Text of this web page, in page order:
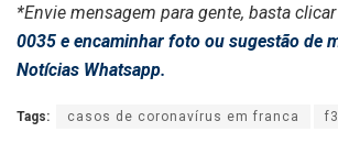
*Envie mensagem para gente, basta
0035 e encaminhar foto ou sugestão de
Notícias Whatsapp.
Tags: casos de coronavírus em franca